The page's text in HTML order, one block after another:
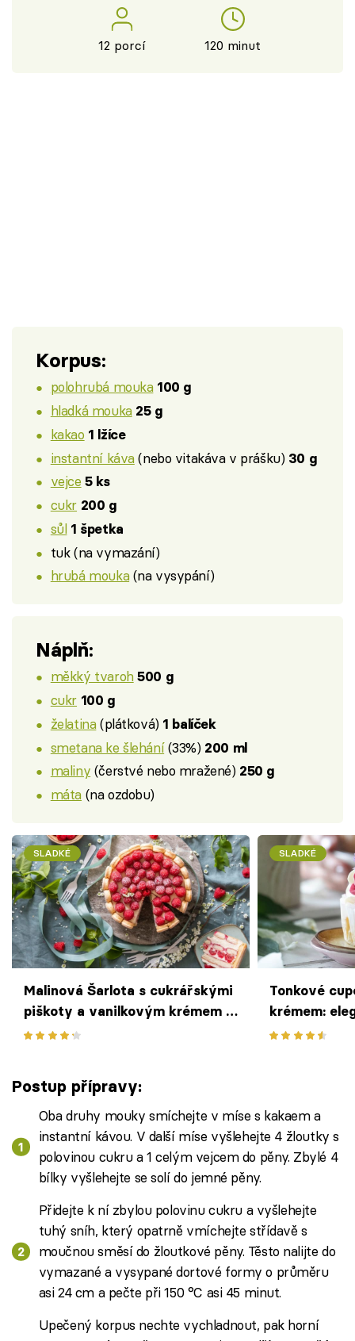
12 porcí 120 minut
Korpus:
polohrubá mouka 100 g
hladká mouka 25 g
kakao 1 lžíce
instantní káva(nebo vitakáva v prášku) 30 g
vejce 5 ks
cukr 200 g
sůl 1 špetka
tuk (na vymazání)
hrubá mouka(na vysypání)
Náplň:
měkký tvaroh 500 g
cukr 100 g
želatina(plátková) 1 balíček
smetana ke šlehání(33%) 200 ml
maliny (čerstvé nebo mražené) 250 g
máta (na ozdobu)
SLADKÉ
Malinová Šarlota s cukrářskými
piškoty a vanilkovým krémem –
svěží nepečený dezert pro
SLADKÉ
Tonkové
krémem:
nádechem
Postup přípravy:
Oba druhy mouky smíchejte v míse s kakaem a
instantní kávou. V další míse vyšlehejte 4 žloutky s
polovinou cukru a 1 celým vejcem do pěny. Zbylé 4
bílky vyšlehejte se solí do jemné pěny.
Přidejte k ní zbylou polovinu cukru a vyšlehejte
tuhý sníh, který opatrně vmíchejte střídavě s
moučnou směsí do žloutkové pěny. Těsto nalijte do
vymazané a vysypané dortové formy o průměru
asi 24 cm a pečte při 150 °C asi 45 minut.
Upečený korpus nechte vychladnout, pak horní